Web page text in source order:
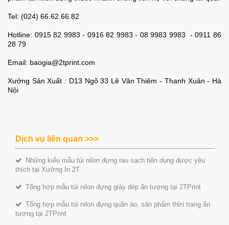
Tel: (024) 66.62.66.82
Hotline: 0915 82 9983 - 0916 82 9983 - 08 9983 9983 - 0911 86
28 79
Email: baogia@2tprint.com
Xưởng Sản Xuất : D13 Ngõ 33 Lê Văn Thiêm - Thanh Xuân - Hà
Nội
Dịch vụ liên quan >>>
Những kiểu mẫu túi nilon đựng rau sạch tiện dụng được yêu
thích tại Xưởng In 2T
Tổng hợp mẫu túi nilon đựng giày dép ấn tượng tại 2TPrint
Tổng hợp mẫu túi nilon đựng quần áo, sản phẩm thời trang ấn
tượng tại 2TPrint